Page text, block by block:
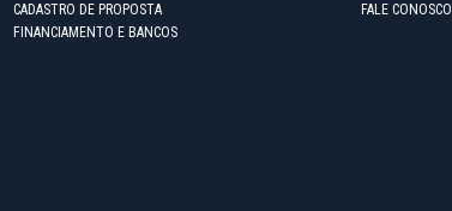
CADASTRO DE PROPOSTA
FINANCIAMENTO E BANCOS
FALE CONOSCO